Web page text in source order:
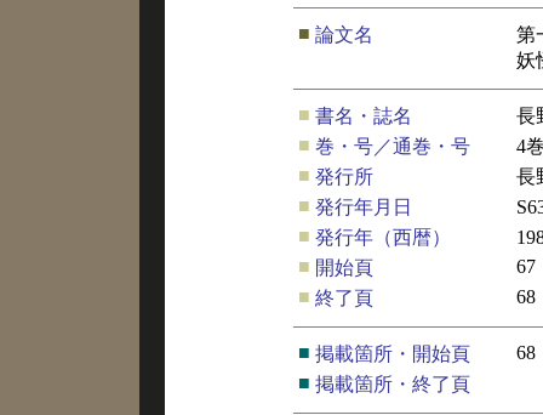
■ 論文名
第
妖
■ 書名・誌名
長
■ 巻・号／通巻・号
4
■ 発行所
長
■ 発行年月日
■ 発行年（西暦）
■ 開始頁
67
■ 終了頁 68
■ 掲載箇所・開始頁
68
■ 掲載箇所・終了頁